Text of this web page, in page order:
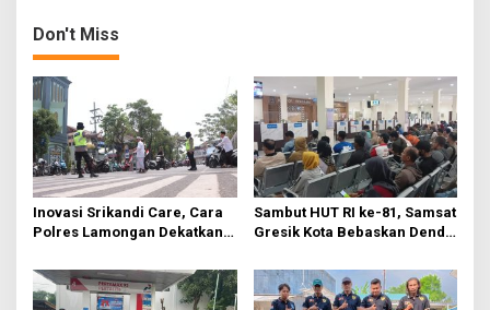
Don't Miss
Inovasi Srikandi Care, Cara
Polres Lamongan Dekatkan
Sambut HUT RI ke-81, Samsat
Gresik Kota Bebaskan Denda